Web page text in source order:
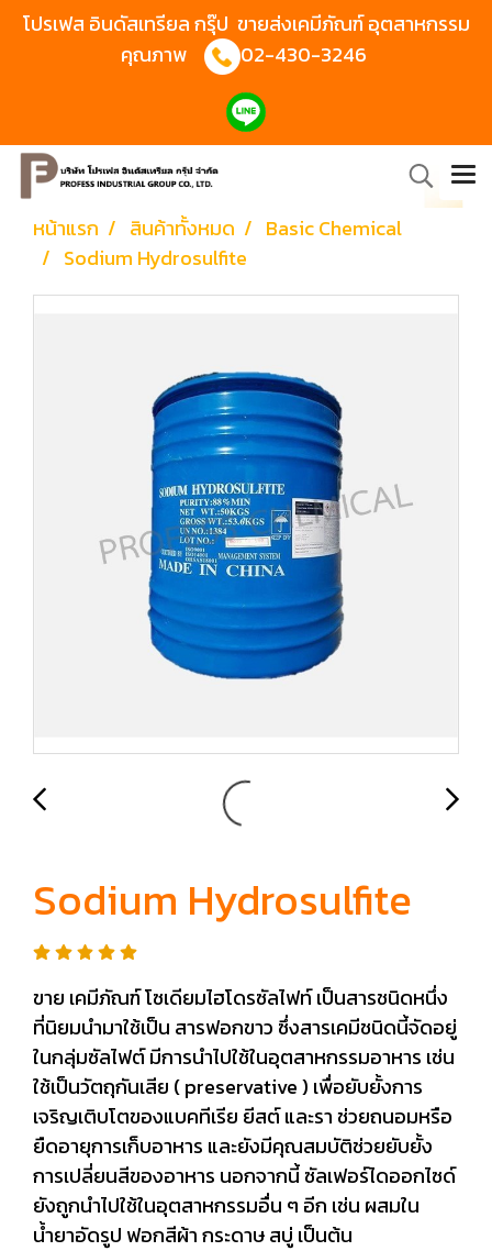
โปรเฟส อินดัสเทรียล กรุ๊ป ขายส่งเคมีภัณฑ์ อุตสาหกรรม
คุณภาพ
02-430-3246
หน้าแรก สินค้าทั้งหมด
Basic Chemical
Sodium Hydrosulfite
Sodium Hydrosulfite
ขาย เคมีภัณฑ์ โซเดียมไฮโดรซัลไฟท์ เป็นสารชนิดหนึ่ง
ที่นิยมนำมาใช้เป็น สารฟอกขาว ซึ่งสารเคมีชนิดนี้จัดอยู่
ในกลุ่มซัลไฟต์ มีการนำไปใช้ในอุตสาหกรรมอาหาร เช่น
ใช้เป็นวัตถุกันเสีย ( preservative ) เพื่อยับยั้งการ
เจริญเติบโตของแบคทีเรีย ยีสต์ และรา ช่วยถนอมหรือ
ยืดอายุการเก็บอาหาร และยังมีคุณสมบัติช่วยยับยั้ง
การเปลี่ยนสีของอาหาร นอกจากนี้ ซัลเฟอร์ไดออกไซด์
ยังถูกนำไปใช้ในอุตสาหกรรมอื่น ๆ อีก เช่น ผสมใน
น้ำยาอัดรูป ฟอกสีผ้า กระดาษ สบู่ เป็นต้น